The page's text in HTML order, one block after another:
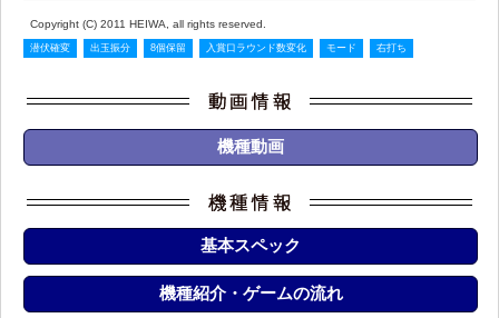
Copyright (C) 2011 HEIWA, all rights reserved.
潜伏確変 出玉振分 8個保留 入賞口ラウンド数変化 モード 右打ち
機種動画
基本スペック
機種紹介・ゲームの流れ